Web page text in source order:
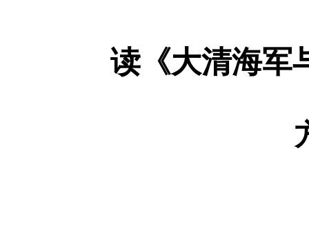
读《大清海军